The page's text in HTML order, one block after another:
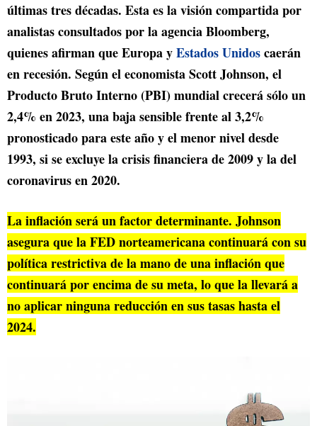
últimas tres décadas. Esta es la visión compartida por
analistas consultados por la agencia Bloomberg,
quienes afirman que Europa yEstados Unidoscaerán
en recesión. Según el economista Scott Johnson, el
Producto Bruto Interno (PBI) mundial crecerá sólo un
2,4% en 2023, una baja sensible frente al 3,2%
pronosticado para este año y el menor nivel desde
1993, si se excluye la crisis financiera de 2009 y la del
coronavirus en 2020.
La inflación será un factor determinante. Johnson
asegura que la FED norteamericana continuará con su
política restrictiva de la mano de una inflación que
continuará por encima de su meta, lo que la llevará a
no aplicar ninguna reducción en sus tasas hasta el
2024.